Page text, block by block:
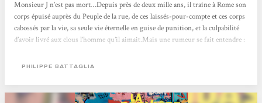
Monsieur J n’est pas mort…Depuis près de deux mille ans, il traîne à Rome son
corps épuisé auprès du Peuple de la rue, de ces laissés-pour-compte et ces corps
cabossés par la vie, sa seule vie éternelle en guise de punition, et la culpabilité
d’avoir livré aux clous l’homme qu’il aimait.Mais une rumeur se fait entendre :
histoire faite d’injustice, d’amour sacrifié...et de rédemption.Pour celle-ci, il lui
PHILIPPE BATTAGLIA